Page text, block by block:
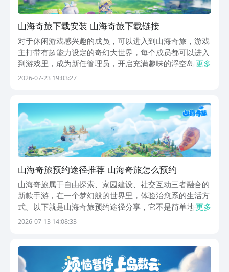
山海奇旅下载安装 山海奇旅下载链接
对于休闲游戏感兴趣的成员，可以进入到山海奇旅，游戏
主打带有超能力设定的奇幻大世界，每个成员都可以进入
到游戏里，成为新任管理员，开启充满趣味的浮空岛屿生
存，山海奇旅下载安装链接，会在下面分享，每个成员都
待...
更多
2026-07-23 19:03:27
山海奇旅预约途径推荐 山海奇旅怎么预约
山海奇旅属于自由探索、家园建设、社交互动三者融合的
新款手游，在一个梦幻般的世界里，体验治愈系的生活方
式。以下就是山海奇旅预约途径分享，它不是简单地去进
行冒险，而是一个创造交流过程的奇妙旅程。由于游戏不
预...
更多
2026-07-13 14:08:33